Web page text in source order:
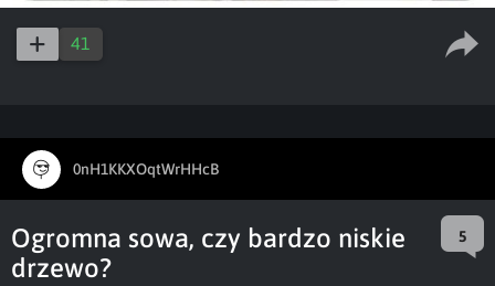
41
0nH1KKXOqtWrHHcB
Ogromna sowa, czy bardzo niskie
drzewo?
5